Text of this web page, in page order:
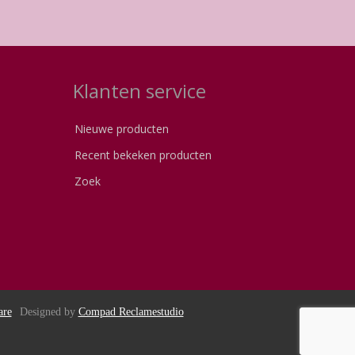
Klanten service
Nieuwe producten
Recent bekeken producten
Zoek
Designed by Compad Reclamestudio